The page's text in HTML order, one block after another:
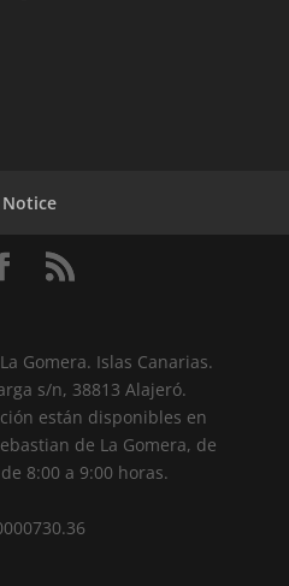
Notice
Gomera. Islas Canarias.
s/n, 38813 Alajeró.
están disponibles en
de La Gomera, de
8:00 a 9:00 horas.